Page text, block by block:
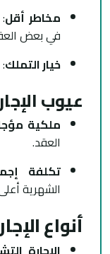
مخاطر أقل
في بعض
خيار التملك:
عيوب
ملكية
العقد.
تكلفة
الشهرية
أنواع